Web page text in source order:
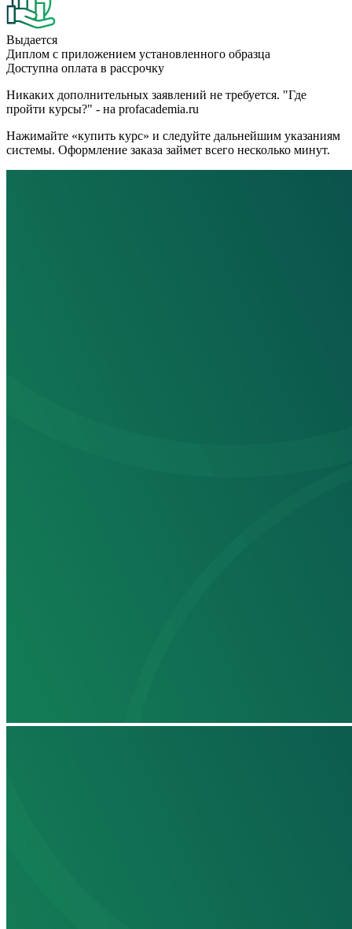
Выдается
Диплом с приложением установленного образца
Доступна оплата в рассрочку
Никаких дополнительных заявлений не требуется. "Где
пройти курсы?" - на profacademia.ru
Нажимайте «купить курс» и следуйте дальнейшим указаниям
системы. Оформление заказа займет всего несколько минут.